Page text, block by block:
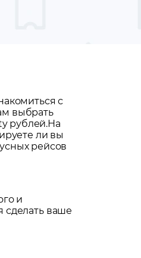
с
выбрать
рублей.На
ли вы
рейсов
и
сделать ваше